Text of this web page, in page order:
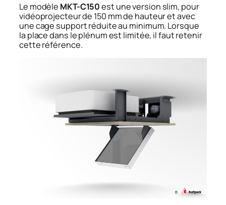
Le modèle MKT-C150est une version slim, pour
vidéoprojecteur de 150 mm de hauteur et avec
une cage support réduite au minimum. Lorsque
la place dans le plénum est limitée, il faut retenir
cette référence.